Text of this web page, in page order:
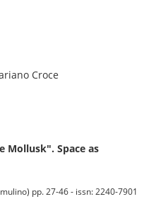
Croce
Mollusk". Space as
pp. 27-46 - issn: 2240-7901